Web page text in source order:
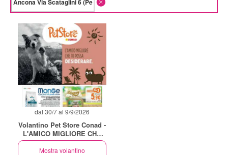
dal 30/7 al 9/9/2026
Volantino Pet Store Conad -
L'AMICO MIGLIORE CHE
TU POSSA DESIDERARE
Mostra volantino